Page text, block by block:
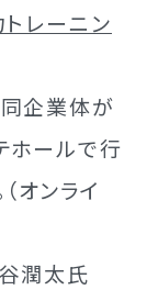
レーニン
企業体が
ホールで行
オンライ
潤太氏